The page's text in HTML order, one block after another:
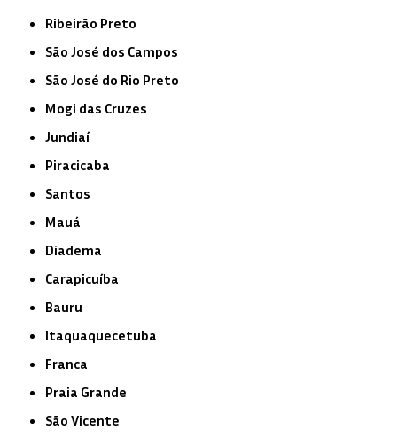
Ribeirão Preto
São José dos Campos
São José do Rio Preto
Mogi das Cruzes
Jundiaí
Piracicaba
Santos
Mauá
Diadema
Carapicuíba
Bauru
Itaquaquecetuba
Franca
Praia Grande
São Vicente